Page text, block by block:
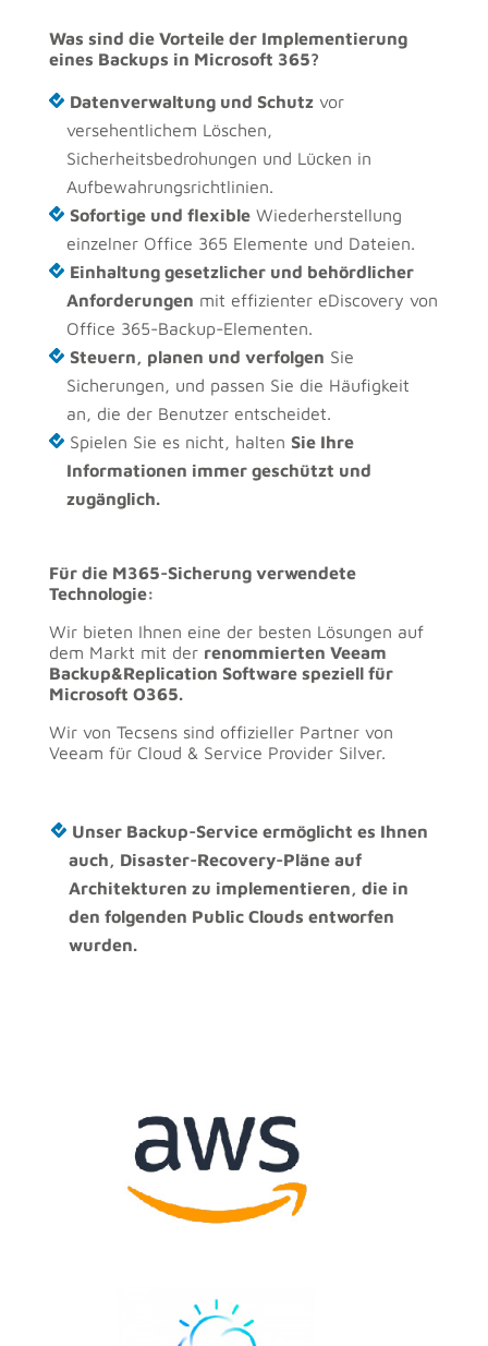
Was sind die Vorteile der Implementierung
eines Backups in Microsoft 365?
Datenverwaltung und Schutzvor
versehentlichem Löschen,
Sicherheitsbedrohungen und Lücken in
Aufbewahrungsrichtlinien.
Sofortige und flexibleWiederherstellung
einzelner Office 365 Elemente und Dateien.
Einhaltung gesetzlicher und behördlicher
Anforderungen mit effizienter eDiscovery von
Office 365-Backup-Elementen.
Steuern, planen und verfolgen Sie
Sicherungen, und passen Sie die Häufigkeit
an, die der Benutzer entscheidet.
Spielen Sie es nicht, halten Sie Ihre
Informationen immer geschützt und
zugänglich.
Für die M365-Sicherung verwendete
Technologie:
Wir bieten Ihnen eine der besten Lösungen auf
dem Markt mit der renommierten Veeam
Backup&Replication Software speziell für
Microsoft O365.
Wir von Tecsens sind offizieller Partner von
Veeam für Cloud & Service Provider Silver.
Unser Backup-Service ermöglicht es Ihnen
auch, Disaster-Recovery-Pläne auf
Architekturen zu implementieren, die in
den folgenden Public Clouds entworfen
wurden.